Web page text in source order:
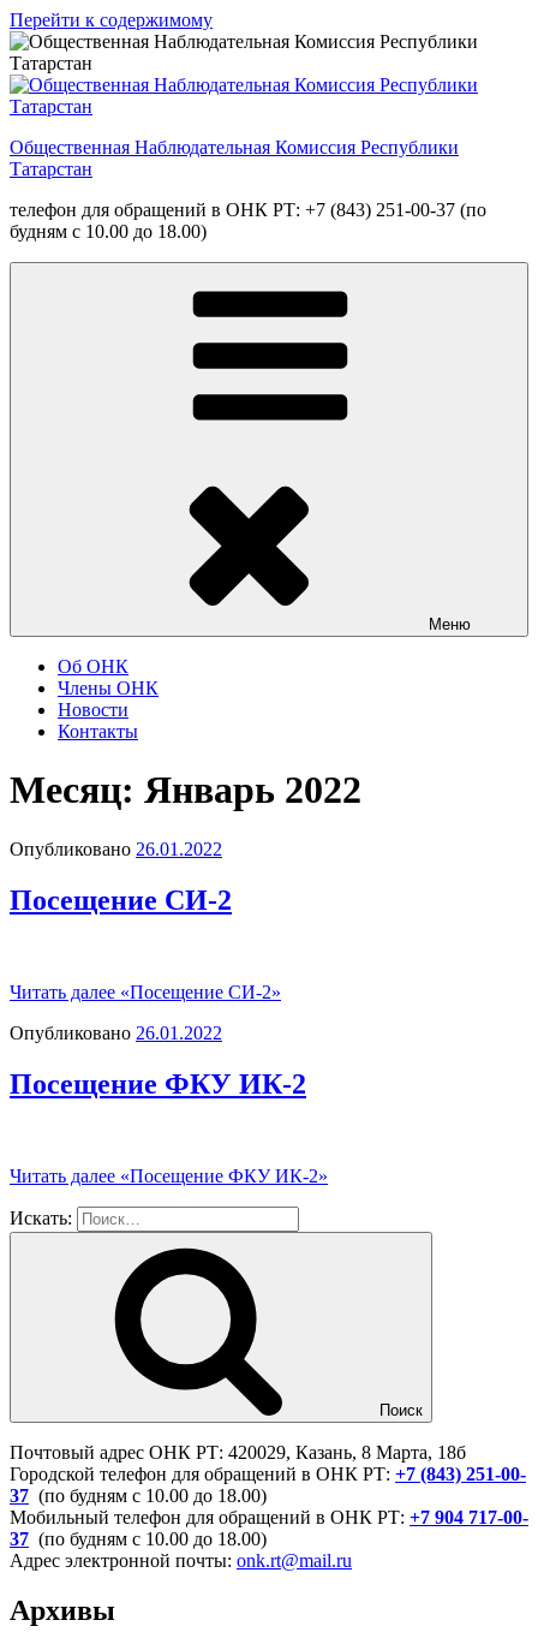
Перейти к содержимому
Общественная Наблюдательная Комиссия Республики
Татарстан
телефон для обращений в ОНК РТ: +7 (843) 251-00-37 (по
будням с 10.00 до 18.00)
Меню
Об ОНК
Члены ОНК
Новости
Контакты
Месяц: Январь 2022
Опубликовано 26.01.2022
Посещение СИ-2
Читать далее «Посещение СИ-2»
Опубликовано 26.01.2022
Посещение ФКУ ИК-2
Читать далее «Посещение ФКУ ИК-2»
Искать:
Поиск
Почтовый адрес ОНК РТ: 420029, Казань, 8 Марта, 18б
Городской телефон для обращений в ОНК РТ: +7 (843) 251-00-
37 (по будням с 10.00 до 18.00)
Мобильный телефон для обращений в ОНК РТ: +7 904 717-00-
37 (по будням с 10.00 до 18.00)
Адрес электронной почты: onk.rt@mail.ru
Архивы